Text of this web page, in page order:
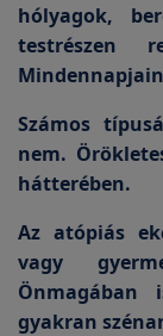
hólyagok,
testrészen
Számos
nem.
hátterében.
Az atópiás
vagy
Önmagában
gyakran